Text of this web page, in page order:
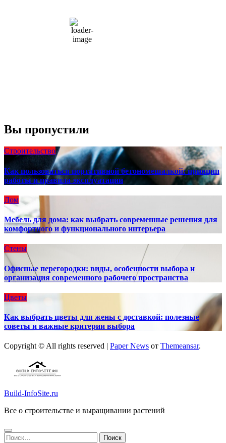
66 %
1004 мб
10 mph
Вы пропустили
Строительство
Как пользоваться портативной бетономешалкой: принцип
работы и правила эксплуатации
Дом
Мебель для дома: как выбрать современные решения для
комфортного и функционального интерьера
Стены
Офисные перегородки: виды, особенности выбора и
организация современного рабочего пространства
Цветы
Как выбрать цветы для жены с доставкой: полезные
советы и важные критерии выбора
Copyright © All rights reserved Paper News от Themeansar.
Build-InfoSite.ru
Все о строительстве и выращивании растений
Найти: